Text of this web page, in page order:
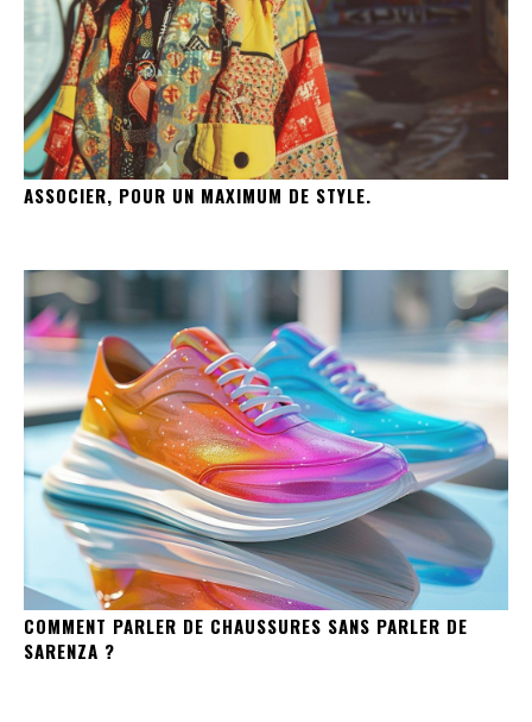
ASSOCIER, POUR UN MAXIMUM DE STYLE.
COMMENT PARLER DE CHAUSSURES SANS PARLER DE
SARENZA ?